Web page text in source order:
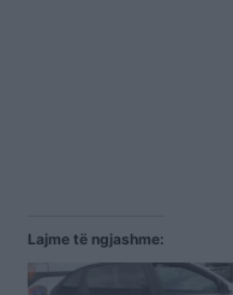
Lajme të ngjashme: